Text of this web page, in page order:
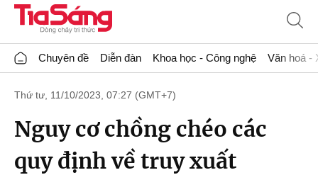
Chuyên đề Diễn đàn Khoa học - Công nghệ Văn hoá -
Thứ tư, 11/10/2023, 07:27 (GMT+7)
Nguy cơ chồng chéo các
quy định về truy xuất